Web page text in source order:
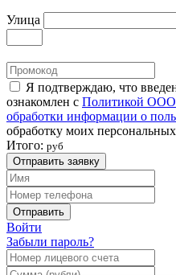
Улица
Я подтверждаю, что
ознакомлен с Политикой ООО
обработки информации о
обработку моих
Итого: руб
Отправить заявку
Отправить
Войти
Забыли пароль?